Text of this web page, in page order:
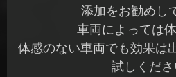
添加をお勧めし
車両によっては
体感のない車両でも効果は
試しくださ